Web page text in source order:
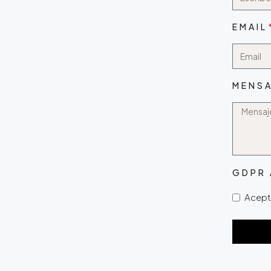
EMAIL
GDPR